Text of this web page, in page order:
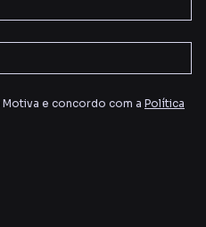
e concordo com a Política